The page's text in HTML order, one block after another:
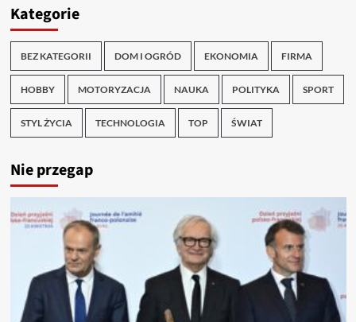
Kategorie
BEZ KATEGORII DOM I OGRÓD EKONOMIA FIRMA
HOBBY MOTORYZACJA NAUKA POLITYKA SPORT
STYL ŻYCIA TECHNOLOGIA TOP ŚWIAT
Nie przegap